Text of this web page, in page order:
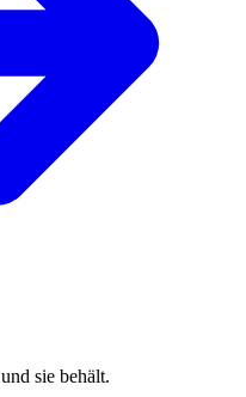
und sie behält.